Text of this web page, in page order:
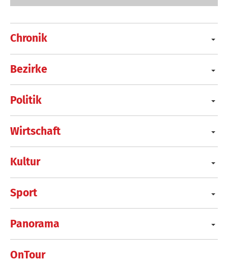
Chronik
Bezirke
Politik
Wirtschaft
Kultur
Sport
Panorama
OnTour